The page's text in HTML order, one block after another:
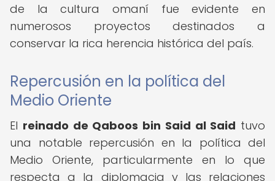
de la cultura omaní fue evidente en
numerosos proyectos destinados a
conservar la rica herencia histórica del país.
Repercusión en la política del
Medio Oriente
El reinado de Qaboos bin Said al Said tuvo
una notable repercusión en la política del
Medio Oriente, particularmente en lo que
respecta a la diplomacia y las relaciones